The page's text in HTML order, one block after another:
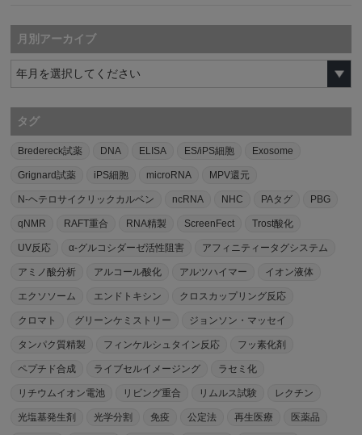
月別アーカイブ
タグ
Bredereck試薬 DNA ELISA ES/iPS細胞 Exosome
Grignard試薬 iPS細胞 microRNA MPV還元
N-ヘテロサイクリックカルベン ncRNA NHC PAタグ PBG
qNMR RAFT重合 RNA精製 ScreenFect Trost酸化
UV反応 α-グルコシダーゼ活性阻害 アフィニティータグシステム
アミノ酸分析 アルコール酸化 アルツハイマー イオン液体
エクソソーム エンドトキシン クロスカップリング反応
クロマト グリーンケミストリー ジョンソン・マッセイ
タンパク質精製 フィンケルシュタイン反応 フッ素化剤
ペプチド合成 ライブセルイメージング ラセミ化
リチウムイオン電池 リビング重合 リムルス試験 レクチン
光塩基発生剤 光学分割 免疫 公定法 再生医療 医薬品